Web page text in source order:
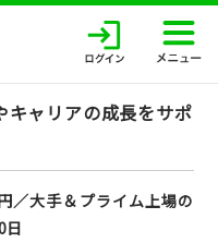
キャリアの成長をサポ
／大手＆プライム上場の
日